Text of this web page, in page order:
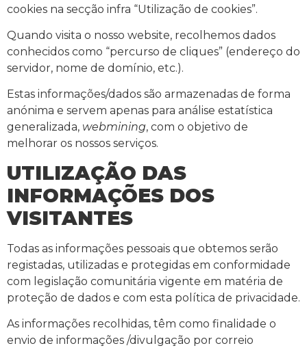
cookies na secção infra “Utilização de cookies”.
Quando visita o nosso website, recolhemos dados
conhecidos como “percurso de cliques” (endereço do
servidor, nome de domínio, etc.).
Estas informações/dados são armazenadas de forma
anónima e servem apenas para análise estatística
generalizada, webmining, com o objetivo de
melhorar os nossos serviços.
UTILIZAÇÃO DAS
INFORMAÇÕES DOS
VISITANTES
Todas as informações pessoais que obtemos serão
registadas, utilizadas e protegidas em conformidade
com legislação comunitária vigente em matéria de
proteção de dados e com esta política de privacidade.
As informações recolhidas, têm como finalidade o
envio de informações /divulgação por correio